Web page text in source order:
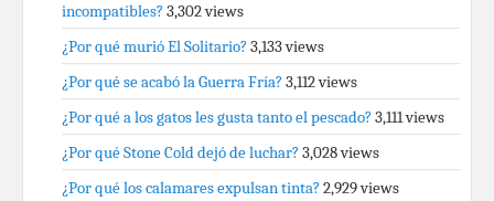
incompatibles? 3,302 views
¿Por qué murió El Solitario? 3,133 views
¿Por qué se acabó la Guerra Fría? 3,112 views
¿Por qué a los gatos les gusta tanto el pescado? 3,111 views
¿Por qué Stone Cold dejó de luchar? 3,028 views
¿Por qué los calamares expulsan tinta? 2,929 views